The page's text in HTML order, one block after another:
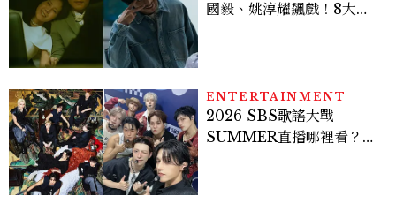
國毅、姚淳耀飆戲！8大看
ENTERTAINMENT
2026 SBS歌謠大戰
SUMMER直播哪裡看？